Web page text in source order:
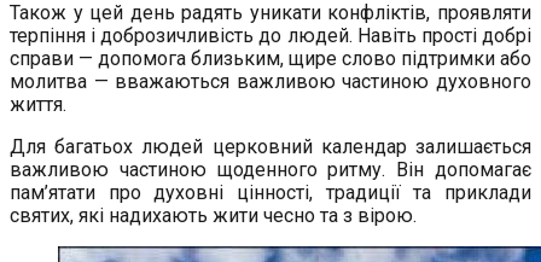
Також у цей день радять уникати конфліктів, проявляти
терпіння і доброзичливість до людей. Навіть прості добрі
справи — допомога близьким, щире слово підтримки або
молитва — вважаються важливою частиною духовного
життя.
Для багатьох людей церковний календар залишається
важливою частиною щоденного ритму. Він допомагає
пам’ятати про духовні цінності, традиції та приклади
святих, які надихають жити чесно та з вірою.